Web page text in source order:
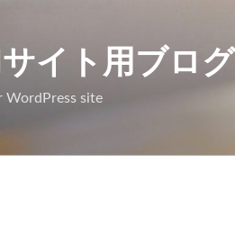
イト用ブログ
WordPress site